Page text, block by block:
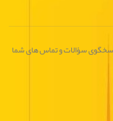
یار هر ۷ روز هفته، از ۱۰صبح الی ۱۹پاسخگوی سؤالات و تماس های شما